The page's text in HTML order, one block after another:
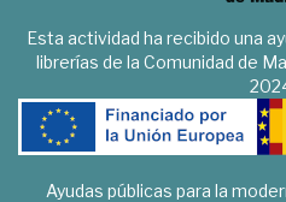
Esta actividad ha recibido una
librerías de la Comunidad de
Ayudas públicas para la